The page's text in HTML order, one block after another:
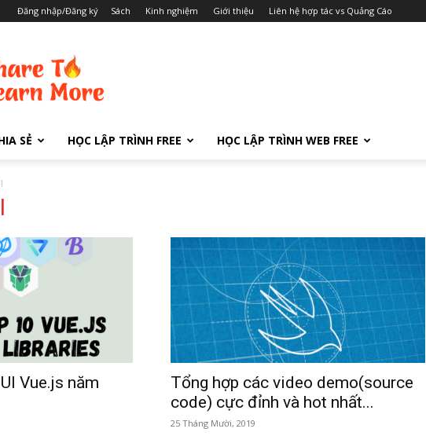
Đăng nhập/Đăng ký Sách Kinh nghiệm Giới thiệu Liên hệ hợp tác vs Quảng Cáo
SẺ HỌC LẬP TRÌNH FREE HỌC LẬP TRÌNH WEB FREE
Vue.js năm
Tổng hợp các video demo(source
code) cực đỉnh và hot nhất...
25 Tháng Mười, 2019